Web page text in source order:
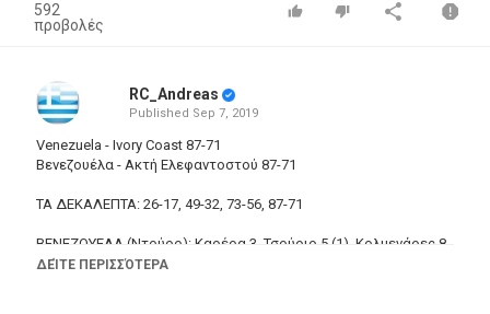
592
προβολές
RC_Andreas
Published Sep 7, 2019
Venezuela - Ivory Coast 87-71
Βενεζουέλα - Ακτή Ελεφαντοστού 87-71
ΤΑ ΔΕΚΑΛΕΠΤΑ: 26-17, 49-32, 73-56, 87-71
ΒΕΝΕΖΟΥΕΛΑ (Ντούρο): Καρέρα 3, Τσούριο 5 (1), Κολμενάρες 8
(7 ριμπάουντ), Γκρατερόλ 4, Γκιγέντ 31 (6 τρίποντα, 7 ασίστ),
ΔΕΊΤΕ ΠΕΡΙΣΣΌΤΕΡΑ